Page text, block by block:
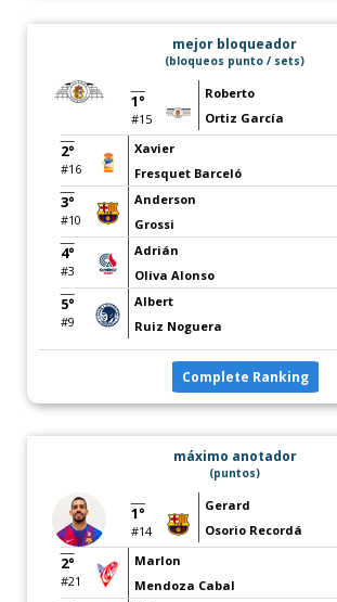
mejor bloqueador
(bloqueos punto / sets)
1°
#15
Roberto
Ortiz García
2°
#16
Xavier
Fresquet Barceló
3°
#10
Anderson
Grossi
4°
#3
Adrián
Oliva Alonso
5°
#9
Albert
Ruiz Noguera
Complete Ranking
máximo anotador
(puntos)
1°
#14
Gerard
Osorio Recordá
2°
#21
Marlon
Mendoza Cabal